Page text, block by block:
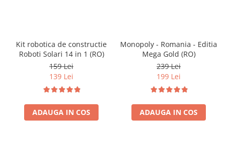
Kit robotica de constructie
Roboti Solari 14 in 1 (RO)
159 Lei
139 Lei
ADAUGA IN COS
Monopoly - Romania - Editia
Mega Gold (RO)
239 Lei
199 Lei
ADAUGA IN COS